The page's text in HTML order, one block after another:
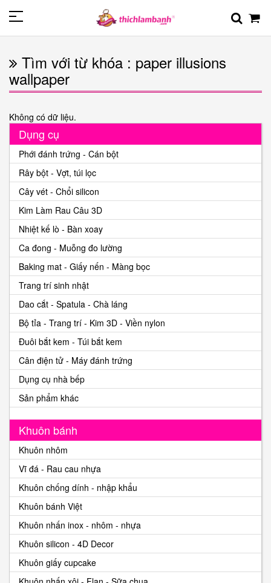
Tìm với từ khóa : paper illusions
wallpaper
Không có dữ liệu.
Dụng cụ
Phới đánh trứng - Cán bột
Rây bột - Vợt, túi lọc
Cây vét - Chổi silicon
Kim Làm Rau Câu 3D
Nhiệt kế lò - Bàn xoay
Ca đong - Muỗng đo lường
Baking mat - Giấy nến - Màng bọc
Trang trí sinh nhật
Dao cắt - Spatula - Chà láng
Bộ tỉa - Trang trí - Kim 3D - Viền nylon
Đuôi bắt kem - Túi bắt kem
Cân điện tử - Máy đánh trứng
Dụng cụ nhà bếp
Sản phẩm khác
Khuôn bánh
Khuôn nhôm
Vĩ đá - Rau cau nhựa
Khuôn chống dính - nhập khẩu
Khuôn bánh Việt
Khuôn nhấn inox - nhôm - nhựa
Khuôn silicon - 4D Decor
Khuôn giấy cupcake